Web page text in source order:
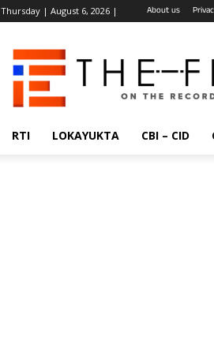
Thursday | August 6, 2026 | About us
RTI LOKAYUKTA CBI – CID